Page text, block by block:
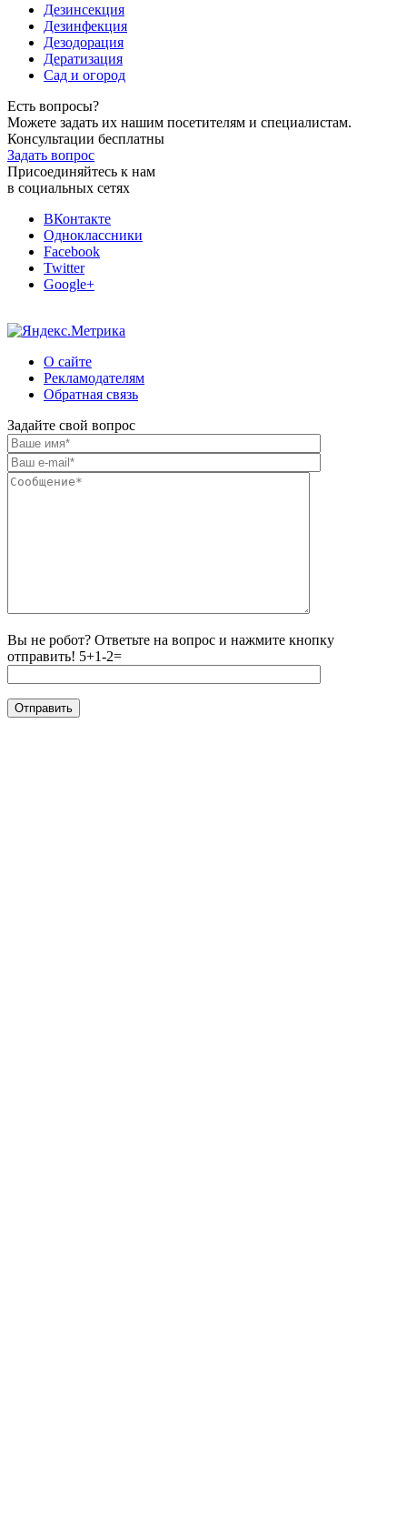
Дезинсекция
Дезинфекция
Дезодорация
Дератизация
Сад и огород
Есть вопросы?
Можете задать их нашим посетителям и специалистам.
Консультации бесплатны
Задать вопрос
Присоединяйтесь к нам
в социальных сетях
ВКонтакте
Одноклассники
Facebook
Twitter
Google+
О сайте
Рекламодателям
Обратная связь
Задайте свой вопрос
Вы не робот? Ответьте на вопрос и нажмите кнопку
отправить! 5+1-2=